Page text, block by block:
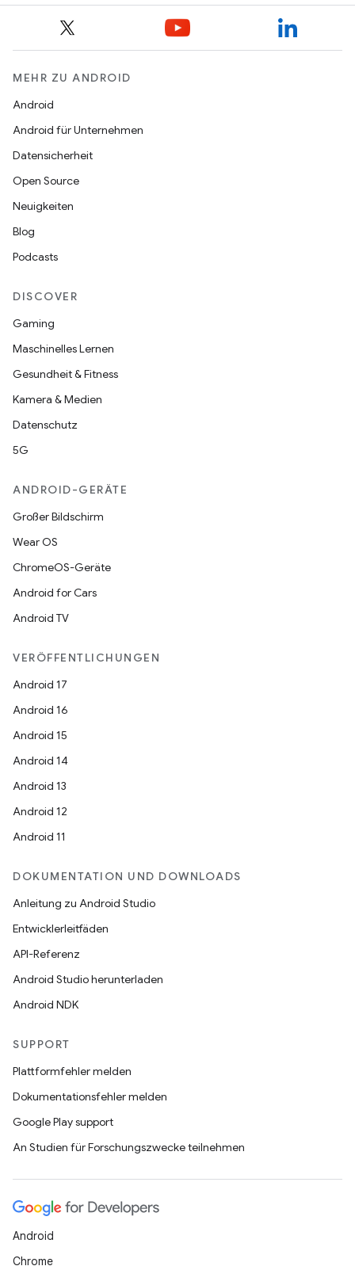
MEHR ZU ANDROID
Android
Android für Unternehmen
Datensicherheit
Open Source
Neuigkeiten
Blog
Podcasts
DISCOVER
Gaming
Maschinelles Lernen
Gesundheit & Fitness
Kamera & Medien
Datenschutz
5G
ANDROID-GERÄTE
Großer Bildschirm
Wear OS
ChromeOS-Geräte
Android for Cars
Android TV
VERÖFFENTLICHUNGEN
Android 17
Android 16
Android 15
Android 14
Android 13
Android 12
Android 11
DOKUMENTATION UND DOWNLOADS
Anleitung zu Android Studio
Entwicklerleitfäden
API-Referenz
Android Studio herunterladen
Android NDK
SUPPORT
Plattformfehler melden
Dokumentationsfehler melden
Google Play support
An Studien für Forschungszwecke teilnehmen
Android
Chrome